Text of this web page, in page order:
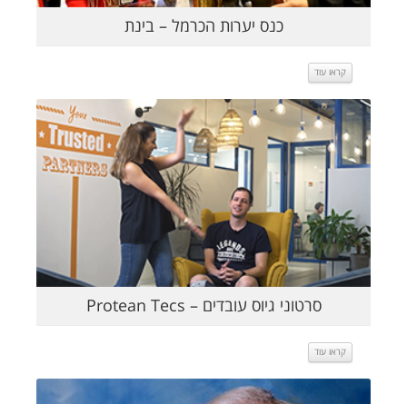
כנס יערות הכרמל – בינת
קראו עוד
קראו עוד
סרטוני גיוס עובדים – Protean Tecs
קראו עוד
קראו עוד